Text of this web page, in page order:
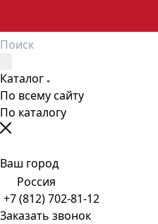
Каталог
По всему сайту
По каталогу
Ваш город
Россия
+7 (812) 702-81-12
Заказать звонок